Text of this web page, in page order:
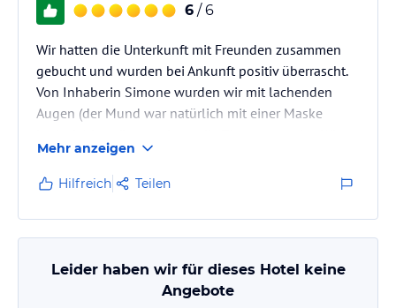
6 / 6
Wir hatten die Unterkunft mit Freunden zusammen
gebucht und wurden bei Ankunft positiv überrascht.
Von Inhaberin Simone wurden wir mit lachenden
Augen (der Mund war natürlich mit einer Maske
haben uns sofort wohl gefühlt und das blieb auch so
bis zur Abreise. Wenn wir wieder nach Südtirol
kommen, dann ist der Niederhof die erste
Anlaufstelle!
Mehr anzeigen
Hilfreich Teilen
Leider haben wir für dieses Hotel keine
Angebote